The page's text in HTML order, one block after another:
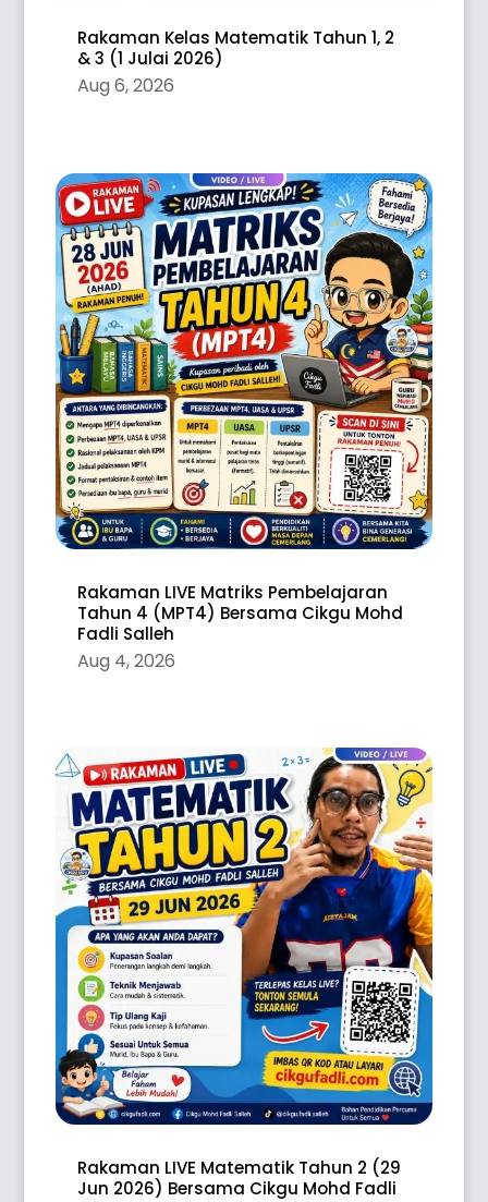
Rakaman Kelas Matematik Tahun 1, 2
& 3 (1 Julai 2026)
Aug 6, 2026
Rakaman LIVE Matriks Pembelajaran
Tahun 4 (MPT4) Bersama Cikgu Mohd
Fadli Salleh
Aug 4, 2026
Rakaman LIVE Matematik Tahun 2 (29
Jun 2026) Bersama Cikgu Mohd Fadli